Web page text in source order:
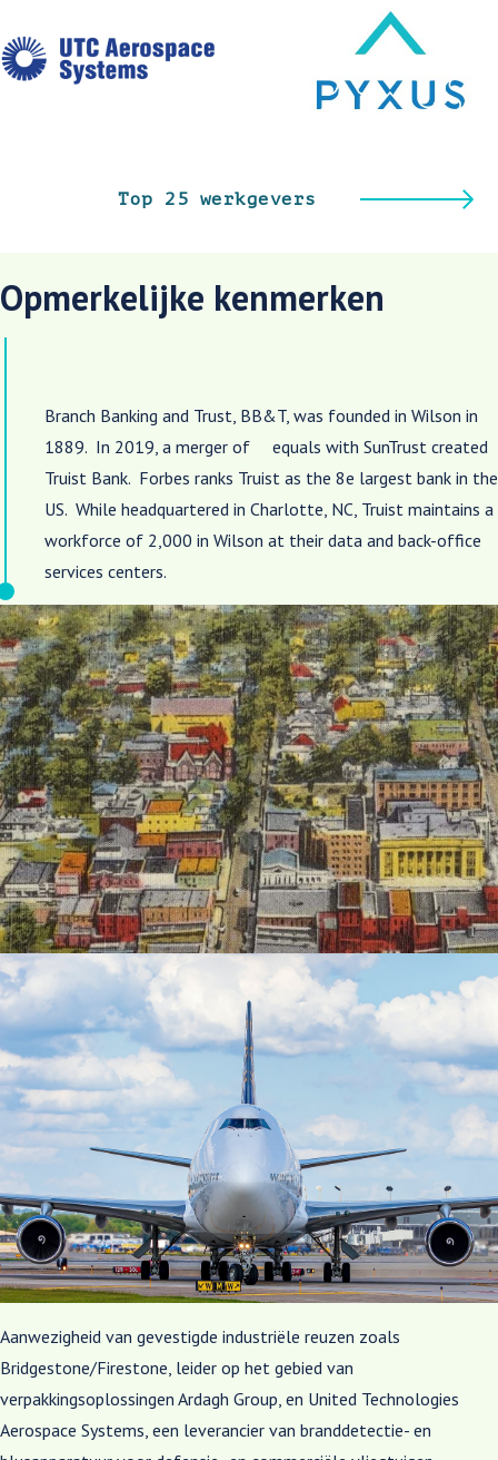
Top 25 werkgevers
Opmerkelijke kenmerken
Branch Banking and Trust, BB&T, was founded in Wilson in
1889. In 2019, a merger of equals with SunTrust created
Truist Bank. Forbes ranks Truist as the 8e largest bank in the
US. While headquartered in Charlotte, NC, Truist maintains a
workforce of 2,000 in Wilson at their data and back-office
services centers.
Aanwezigheid van gevestigde industriële reuzen zoals
Bridgestone/Firestone, leider op het gebied van
verpakkingsoplossingen Ardagh Group, en United Technologies
Aerospace Systems, een leverancier van branddetectie- en